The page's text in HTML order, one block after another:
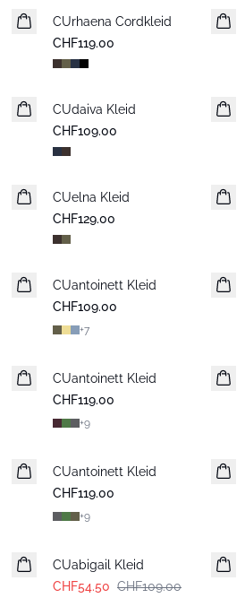
Neuheiten
CUrhaena Cordkleid
CHF119.00
Neuheiten
CUdaiva Kleid
CHF109.00
Neuheiten
CUelna Kleid
CHF129.00
Neuheiten
CUantoinett Kleid
CHF109.00
+7
Neuheiten
CUantoinett Kleid
CHF119.00
+9
Neuheiten
CUantoinett Kleid
CHF119.00
+9
CUabigail Kleid
CHF54.50 CHF109.00